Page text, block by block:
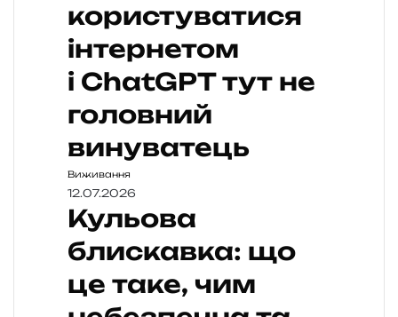
користуватися
інтернетом
і ChatGPT тут не
головний
винуватець
Виживання
12.07.2026
Кульова
блискавка: що
це таке, чим